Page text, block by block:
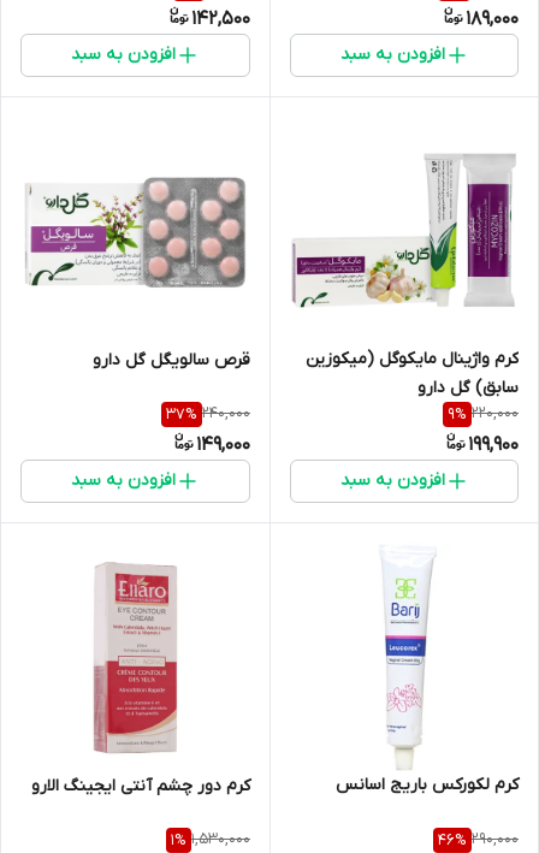
189,000
افزودن به سبد
142,500
افزودن به سبد
کرم واژینال مایکوگل (میکوزین
سابق) گل دارو
220,000
9%
199,900
افزودن به سبد
قرص سالویگل گل دارو
240,000
37%
149,000
افزودن به سبد
کرم لکورکس باریج اسانس
290,000
46%
کرم دور چشم آنتی ایجینگ الارو
1,530,000
1%